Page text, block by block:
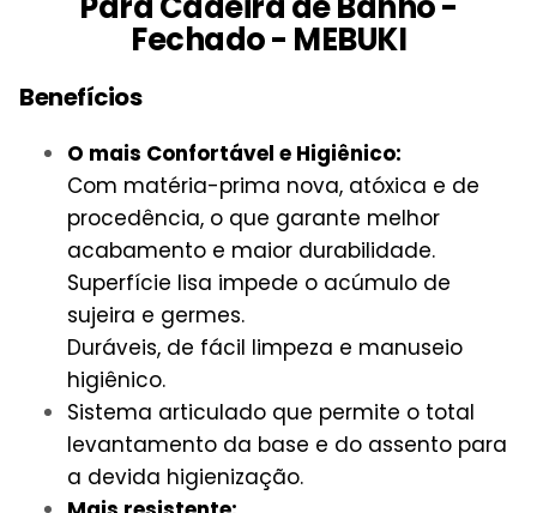
Fechado - MEBUKI
Benefícios
O mais Confortável e Higiênico:
Com matéria-prima nova, atóxica e de
procedência, o que garante melhor
acabamento e maior durabilidade.
Superfície lisa impede o acúmulo de
sujeira e germes.
Duráveis, de fácil limpeza e manuseio
higiênico.
Sistema articulado que permite o total
levantamento da base e do assento para
a devida higienização.